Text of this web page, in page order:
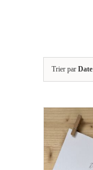
Trier par Date